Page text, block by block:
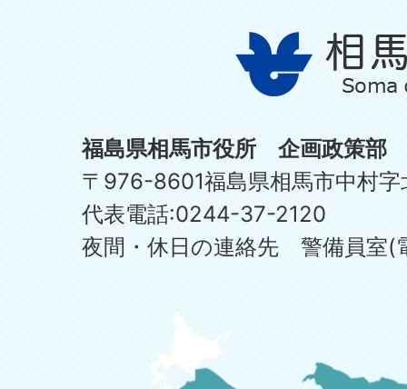
福島県相馬市役所 企画政策部
〒976-8601福島県相馬市中村
代表電話:0244-37-2120
夜間・休日の連絡先 警備員室